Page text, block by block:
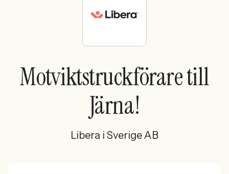
Sök med AI
Ny här? Skapa konto
Motviktstruckförare till
Järna!
Libera i Sverige AB